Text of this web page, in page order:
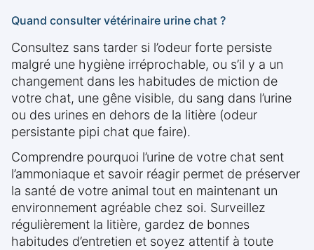
Quand consulter vétérinaire urine chat ?
Consultez sans tarder si l’odeur forte persiste
malgré une hygiène irréprochable, ou s’il y a un
changement dans les habitudes de miction de
votre chat, une gêne visible, du sang dans l’urine
ou des urines en dehors de la litière (odeur
persistante pipi chat que faire).
Comprendre pourquoi l’urine de votre chat sent
l’ammoniaque et savoir réagir permet de préserver
la santé de votre animal tout en maintenant un
environnement agréable chez soi. Surveillez
régulièrement la litière, gardez de bonnes
habitudes d’entretien et soyez attentif à toute